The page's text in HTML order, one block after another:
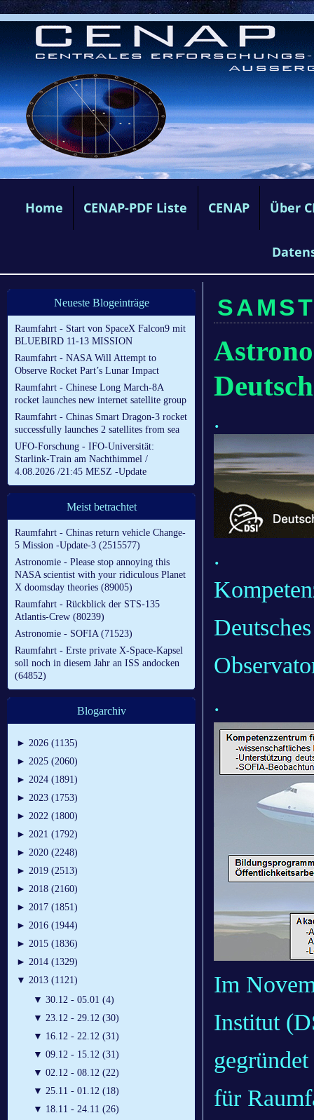
Home CENAP-PDF Liste CENAP Über
Neueste Blogeinträge
Raumfahrt - Start von SpaceX Falcon9 mit
BLUEBIRD 11-13 MISSION
Raumfahrt - NASA Will Attempt to
Observe Rocket Part’s Lunar Impact
Raumfahrt - Chinese Long March-8A
rocket launches new internet satellite group
Raumfahrt - Chinas Smart Dragon-3 rocket
successfully launches 2 satellites from sea
UFO-Forschung - IFO-Universität:
Starlink-Train am Nachthimmel /
4.08.2026 /21:45 MESZ -Update
Meist betrachtet
Raumfahrt - Chinas return vehicle Change-
5 Mission -Update-3 (2515577)
Astronomie - Please stop annoying this
NASA scientist with your ridiculous Planet
X doomsday theories (89005)
Raumfahrt - Rückblick der STS-135
Atlantis-Crew (80239)
Astronomie - SOFIA (71523)
Raumfahrt - Erste private X-Space-Kapsel
soll noch in diesem Jahr an ISS andocken
(64852)
Blogarchiv
► 2026 (1135)
► 2025 (2060)
► 2024 (1891)
► 2023 (1753)
► 2022 (1800)
► 2021 (1792)
► 2020 (2248)
► 2019 (2513)
► 2018 (2160)
► 2017 (1851)
► 2016 (1944)
► 2015 (1836)
► 2014 (1329)
▼ 2013 (1121)
▼ 30.12 - 05.01 (4)
▼ 23.12 - 29.12 (30)
▼ 16.12 - 22.12 (31)
▼ 09.12 - 15.12 (31)
▼ 02.12 - 08.12 (22)
▼ 25.11 - 01.12 (18)
▼ 18.11 - 24.11 (26)
.
.
.
Im
Institut
für